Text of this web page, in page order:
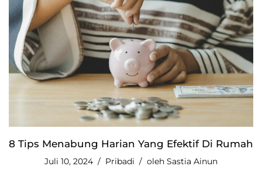
8 Tips Menabung Harian Yang Efektif Di Rumah
Juli 10, 2024 Pribadi oleh Sastia Ainun